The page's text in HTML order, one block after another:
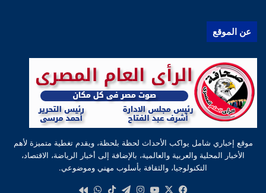
عن الموقع
موقع إخباري شامل يواكب الأحداث لحظة بلحظة، ويقدم تغطية متميزة لأهم
الأخبار المحلية والعربية والعالمية، بالإضافة إلى أخبار الرياضة، الاقتصاد،
التكنولوجيا، والثقافة بأسلوب مهني وموضوعي.
فيسبوك
‫X
‫YouTube
انستقرام
تيلقرام‫TikTokواتساب